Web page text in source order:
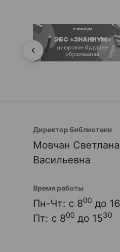
Директор библиотеки
Мовчан Светлана
Васильевна
Время работы
Пн-Чт: с 800 до 16
Пт: с 800 до 1530